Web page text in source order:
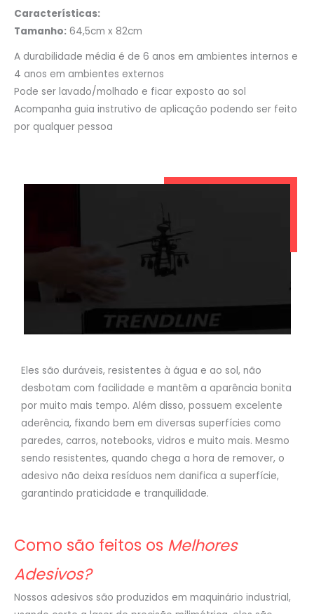
Características:
Tamanho: 64,5cm x 82cm
A durabilidade média é de 6 anos em ambientes internos e
4 anos em ambientes externos
Pode ser lavado/molhado e ficar exposto ao sol
Acompanha guia instrutivo de aplicação podendo ser feito
por qualquer pessoa
Eles são duráveis, resistentes à água e ao sol, não
desbotam com facilidade e mantêm a aparência bonita
por muito mais tempo. Além disso, possuem excelente
aderência, fixando bem em diversas superfícies como
paredes, carros, notebooks, vidros e muito mais. Mesmo
sendo resistentes, quando chega a hora de remover, o
adesivo não deixa resíduos nem danifica a superfície,
garantindo praticidade e tranquilidade.
Como são feitos os Melhores
Adesivos?
Nossos adesivos são produzidos em maquinário industrial,